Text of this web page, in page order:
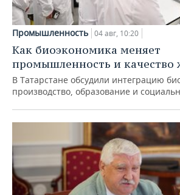
Промышленность 04 авг, 10:20
Как биоэкономика меняет
промышленность и качество
В Татарстане обсудили интеграцию
производство, образование и